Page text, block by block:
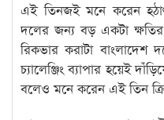
এই তিনজই মনে করেন
দলের জন্য বড় একটা
রিকভার করাটা
চ্যালেঞ্জিং ব্যাপার হয়েই
বলেও মনে করেন এই তিন